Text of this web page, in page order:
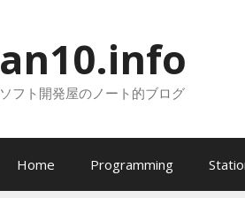
an10.info
ソフト開発屋のノート的ブログ
Home Programming